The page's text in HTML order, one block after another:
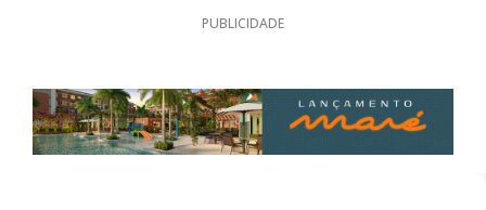
PUBLICIDADE